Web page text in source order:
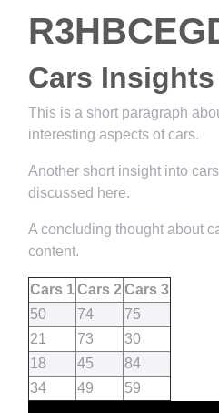
Cars Insights
This is a short paragraph
interesting aspects of cars.
Another short insight into
discussed here.
A concluding thought about
content.
Cars 1Cars 2 Cars 3
50
74
75
21
73
30
18
45
84
34
49 59